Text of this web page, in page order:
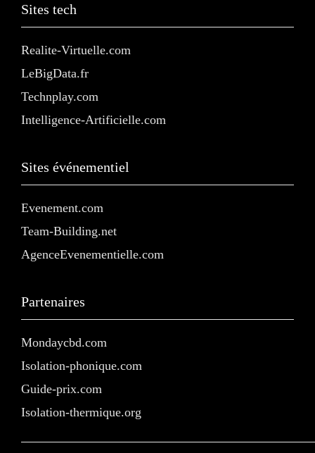
Sites tech
Realite-Virtuelle.com
LeBigData.fr
Technplay.com
Intelligence-Artificielle.com
Sites événementiel
Evenement.com
Team-Building.net
AgenceEvenementielle.com
Partenaires
Mondaycbd.com
Isolation-phonique.com
Guide-prix.com
Isolation-thermique.org